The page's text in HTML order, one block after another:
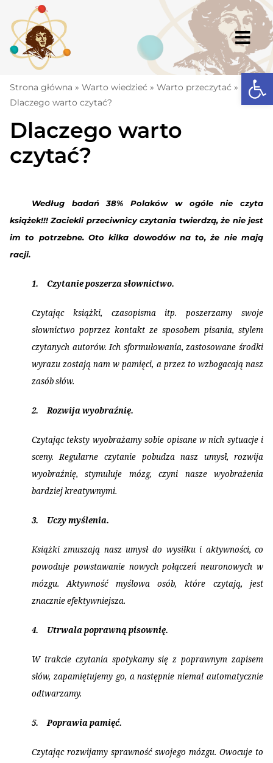
content
Strona główna
Komunikaty
Szkoła
Osiągnięcia
Warto wiedzieć
UKS „Millenium”
Strona główna » Warto wiedzieć » Warto przeczytać »
Dlaczego warto czytać?
Dlaczego warto
czytać?
Według badań 38% Polaków w ogóle nie czyta
książek!!! Zaciekli przeciwnicy czytania twierdzą, że nie jest
im to potrzebne. Oto kilka dowodów na to, że nie mają
racji.
1. Czytanie poszerza słownictwo.
Czytając książki, czasopisma itp. poszerzamy swoje
słownictwo poprzez kontakt ze sposobem pisania, stylem
czytanych autorów. Ich sformułowania, zastosowane środki
wyrazu zostają nam w pamięci, a przez to wzbogacają nasz
zasób słów.
2. Rozwija wyobraźnię.
Czytając teksty wyobrażamy sobie opisane w nich sytuacje i
sceny. Regularne czytanie pobudza nasz umysł, rozwija
wyobraźnię, stymuluje mózg, czyni nasze wyobrażenia
bardziej kreatywnymi.
3. Uczy myślenia.
Książki zmuszają nasz umysł do wysiłku i aktywności, co
powoduje powstawanie nowych połączeń neuronowych w
mózgu. Aktywność myślowa osób, które czytają, jest
znacznie efektywniejsza.
4. Utrwala poprawną pisownię.
W trakcie czytania spotykamy się z poprawnym zapisem
słów, zapamiętujemy go, a następnie niemal automatycznie
odtwarzamy.
5. Poprawia pamięć.
Czytając rozwijamy sprawność swojego mózgu. Owocuje to